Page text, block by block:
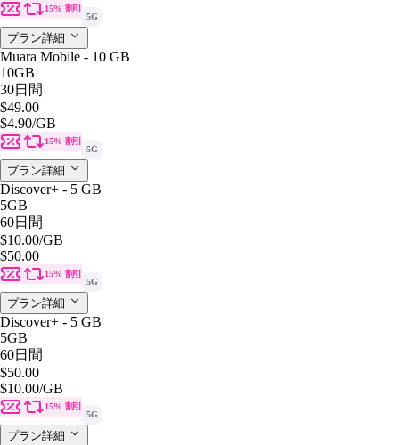
15% 割引
5G
プラン詳細
Muara Mobile - 10 GB
10GB
30日間
$49.00
$4.90/GB
15% 割引
5G
プラン詳細
Discover+ - 5 GB
5GB
60日間
$10.00/GB
$50.00
15% 割引
5G
プラン詳細
Discover+ - 5 GB
5GB
60日間
$50.00
$10.00/GB
15% 割引
5G
プラン詳細